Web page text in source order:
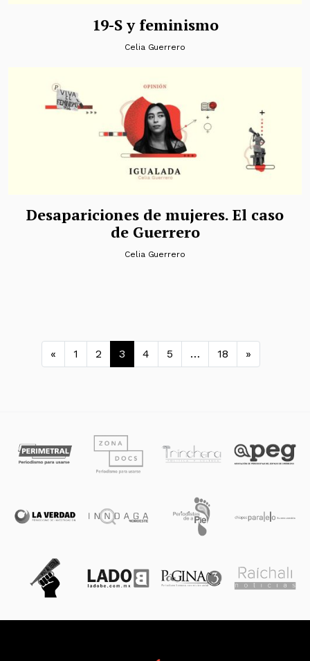
19-S y feminismo
Celia Guerrero
Desapariciones de mujeres. El caso
de Guerrero
Celia Guerrero
Navegación de entradas
« 1 2 3 4 5 … 18 »